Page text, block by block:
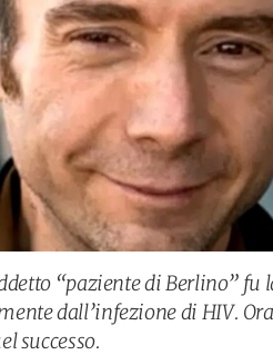
“paziente di Berlino” fu
dall’infezione di HIV.
successo.